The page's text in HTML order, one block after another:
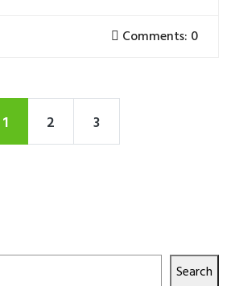
Comments: 0
1 2 3
Search